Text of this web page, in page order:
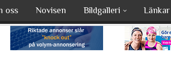
oss Novisen Bildgalleri Länkar